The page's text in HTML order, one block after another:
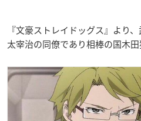
『文豪ストレイドッグス』より
太宰治の同僚であり相棒の国木田